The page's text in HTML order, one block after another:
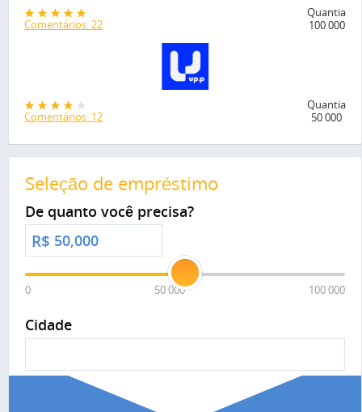
Comentários: 22
Quantia
100 000
Comentários: 12
Quantia
50 000
Seleção de empréstimo
De quanto você precisa?
R$
0 50 000 100 000
Cidade